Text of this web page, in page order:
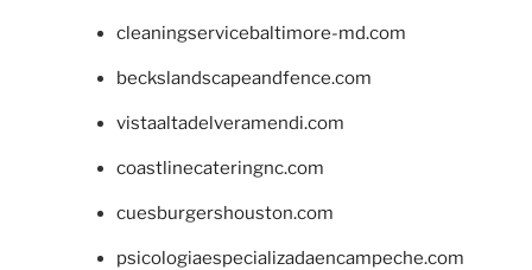
cleaningservicebaltimore-md.com
beckslandscapeandfence.com
vistaaltadelveramendi.com
coastlinecateringnc.com
cuesburgershouston.com
psicologiaespecializadaencampeche.com